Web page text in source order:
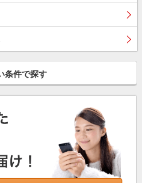
条件で探す